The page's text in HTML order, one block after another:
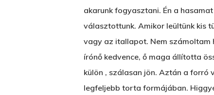
akarunk fogyasztani. Én a
választottunk. Amikor leültünk kis
vagy az itallapot. Nem számoltam
írónő kedvence, ő maga állította
külön , szálasan jön. Aztán a forró
legfeljebb torta formájában.